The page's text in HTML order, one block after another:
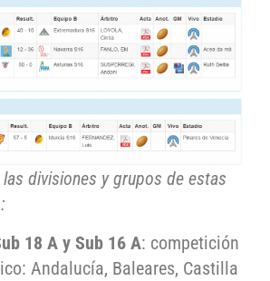
divisiones y grupos de estas
18 A y Sub 16 A: competición
Andalucía, Baleares, Castilla